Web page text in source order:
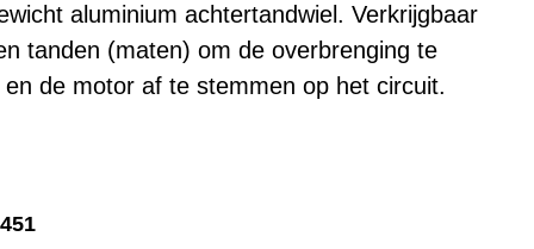
aluminium achtertandwiel. Verkrijgbaar
tanden (maten) om de overbrenging te
de motor af te stemmen op het circuit.